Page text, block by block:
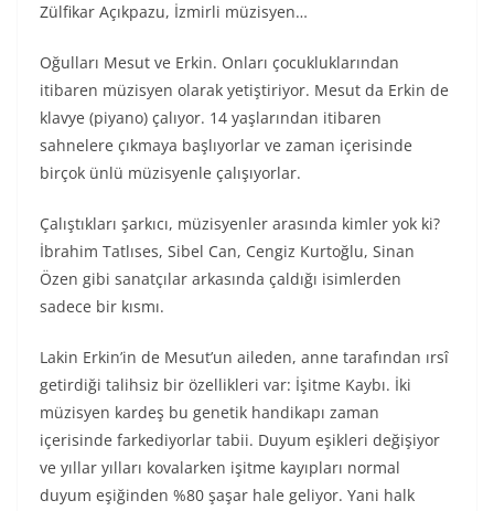
Zülfikar Açıkpazu, İzmirli müzisyen…
Oğulları Mesut ve Erkin. Onları çocukluklarından
itibaren müzisyen olarak yetiştiriyor. Mesut da Erkin de
klavye (piyano) çalıyor. 14 yaşlarından itibaren
sahnelere çıkmaya başlıyorlar ve zaman içerisinde
birçok ünlü müzisyenle çalışıyorlar.
Çalıştıkları şarkıcı, müzisyenler arasında kimler yok ki?
İbrahim Tatlıses, Sibel Can, Cengiz Kurtoğlu, Sinan
Özen gibi sanatçılar arkasında çaldığı isimlerden
sadece bir kısmı.
Lakin Erkin’in de Mesut’un aileden, anne tarafından ırsî
getirdiği talihsiz bir özellikleri var: İşitme Kaybı. İki
müzisyen kardeş bu genetik handikapı zaman
içerisinde farkediyorlar tabii. Duyum eşikleri değişiyor
ve yıllar yılları kovalarken işitme kayıpları normal
duyum eşiğinden %80 şaşar hale geliyor. Yani halk